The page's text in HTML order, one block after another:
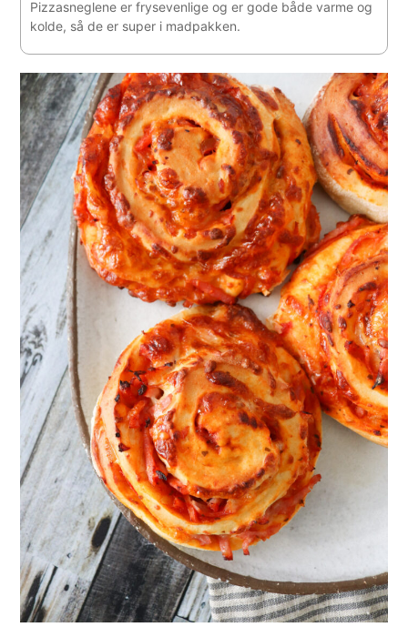
Pizzasneglene er frysevenlige og er gode både varme og
kolde, så de er super i madpakken.